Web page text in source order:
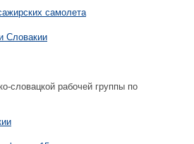
самолета
Словакии
словацкой рабочей группы по